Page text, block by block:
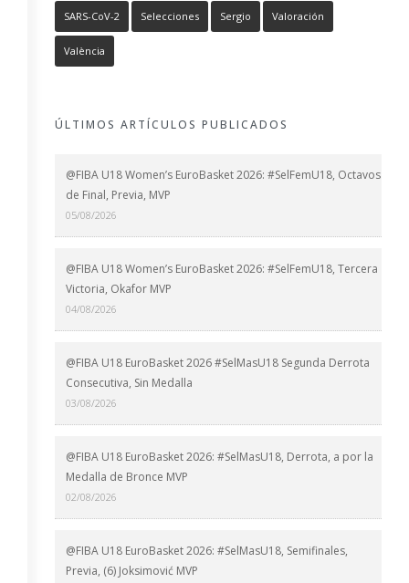
SARS-CoV-2 Selecciones Sergio Valoración
València
ÚLTIMOS ARTÍCULOS PUBLICADOS
@FIBA U18 Women’s EuroBasket 2026: #SelFemU18, Octavos
de Final, Previa, MVP
05/08/2026
@FIBA U18 Women’s EuroBasket 2026: #SelFemU18, Tercera
Victoria, Okafor MVP
04/08/2026
@FIBA U18 EuroBasket 2026 #SelMasU18 Segunda Derrota
Consecutiva, Sin Medalla
03/08/2026
@FIBA U18 EuroBasket 2026: #SelMasU18, Derrota, a por la
Medalla de Bronce MVP
02/08/2026
@FIBA U18 EuroBasket 2026: #SelMasU18, Semifinales,
Previa, (6) Joksimović MVP